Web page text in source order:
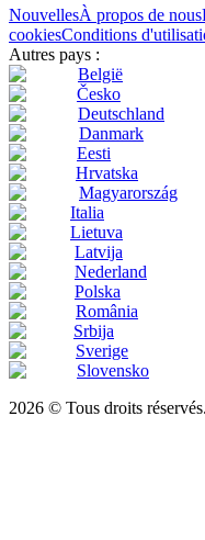
NouvellesÀ propos de nous
cookiesConditions
Autres pays :
België
Česko
Deutschland
Danmark
Eesti
Hrvatska
Magyarország
Italia
Lietuva
Latvija
Nederland
Polska
România
Srbija
Sverige
Slovensko
2026 © Tous droits